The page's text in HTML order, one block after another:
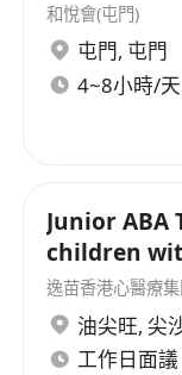
和悅會(屯門)
屯門, 屯門
4~8小時/
Junior ABA
children
Autism/
逸苗香港心醫療
油尖旺, 尖
工作日面議